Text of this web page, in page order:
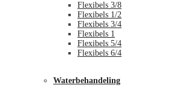
Flexibels 3/8
Flexibels 1/2
Flexibels 3/4
Flexibels 1
Flexibels 5/4
Flexibels 6/4
Waterbehandeling